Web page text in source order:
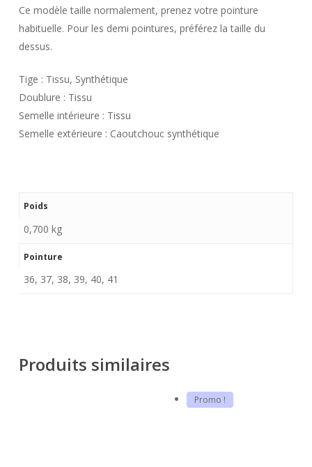
Ce modèle taille normalement, prenez votre pointure
habituelle. Pour les demi pointures, préférez la taille du
dessus.
Tige : Tissu, Synthétique
Doublure : Tissu
Semelle intérieure : Tissu
Semelle extérieure : Caoutchouc synthétique
Poids
0,700 kg
Pointure
36, 37, 38, 39, 40, 41
Produits similaires
Promo !